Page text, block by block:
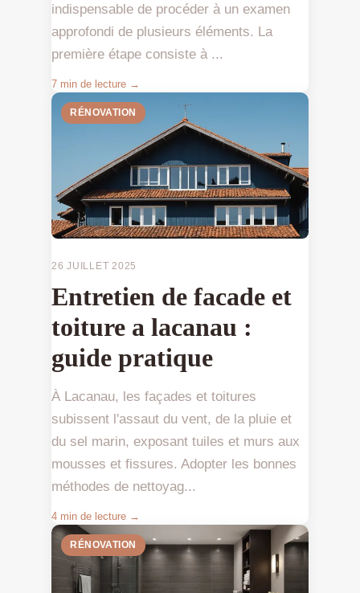
indispensable de procéder à un examen
approfondi de plusieurs éléments. La
première étape consiste à ...
7 min de lecture →
RÉNOVATION
26 JUILLET 2025
Entretien de facade et
toiture a lacanau :
guide pratique
À Lacanau, les façades et toitures
subissent l'assaut du vent, de la pluie et
du sel marin, exposant tuiles et murs aux
mousses et fissures. Adopter les bonnes
méthodes de nettoyag...
4 min de lecture →
RÉNOVATION